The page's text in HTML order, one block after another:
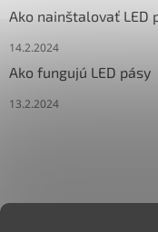
Ako nainštalovať LED
14.2.2024
Ako fungujú LED pásy
13.2.2024